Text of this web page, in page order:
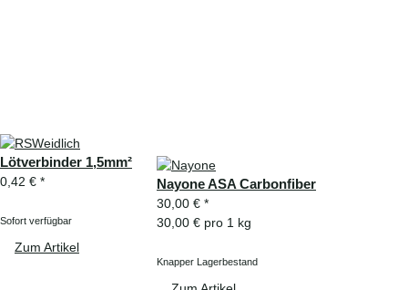
Lötverbinder 1,5mm²
0,42 € *
Sofort verfügbar
Zum Artikel
Nayone ASA Carbonfiber
30,00 € *
30,00 € pro 1 kg
Knapper Lagerbestand